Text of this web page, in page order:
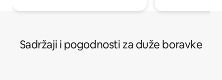
Sadržaji i pogodnosti za duže boravke